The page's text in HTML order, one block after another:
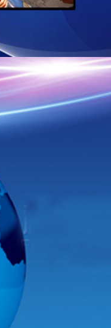
2015）或国际标准（
检测报告验证）。
湿（＞90%RH）、腐
准（＜10分钟）的产
用，避免后期配件垄断
20000小时），无需
其适用于无外接电源的
护便利性。